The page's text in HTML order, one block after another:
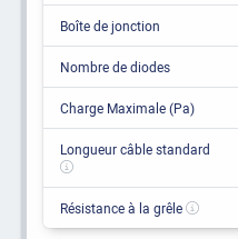
Boîte de jonction
Nombre de diodes
Charge Maximale (Pa)
Longueur câble standard
Résistance à la grêle